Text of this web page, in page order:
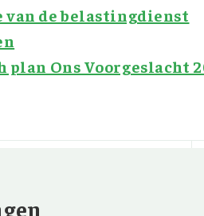
de belastingdienst
plan Ons Voorgeslacht